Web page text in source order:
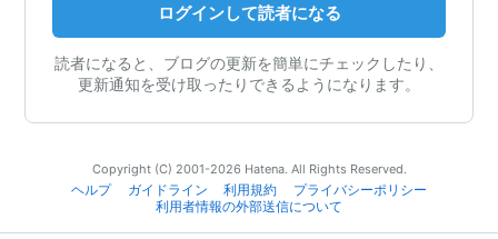
ログインして読者になる
読者になると、ブログの更新を簡単にチェックしたり、
更新通知を受け取ったりできるようになります。
Copyright (C) 2001-2026 Hatena. All Rights Reserved.
ヘルプ
ガイドライン 利用規約
プライバシーポリシー
利用者情報の外部送信について